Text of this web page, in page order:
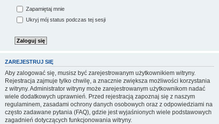
Zapamiętaj mnie
Ukryj mój status podczas tej sesji
ZAREJESTRUJ SIĘ
Aby zalogować się, musisz być zarejestrowanym użytkownikiem witryny.
Rejestracja zajmuje tylko chwilę, a znacznie zwiększa możliwości korzystania
z witryny. Administrator witryny może zarejestrowanym użytkownikom nadać
wiele dodatkowych uprawnień. Przed rejestracją zapoznaj się z naszym
regulaminem, zasadami ochrony danych osobowych oraz z odpowiedziami na
często zadawane pytania (FAQ), gdzie jest wyjaśnionych wiele podstawowych
zagadnień dotyczących funkcjonowania witryny.